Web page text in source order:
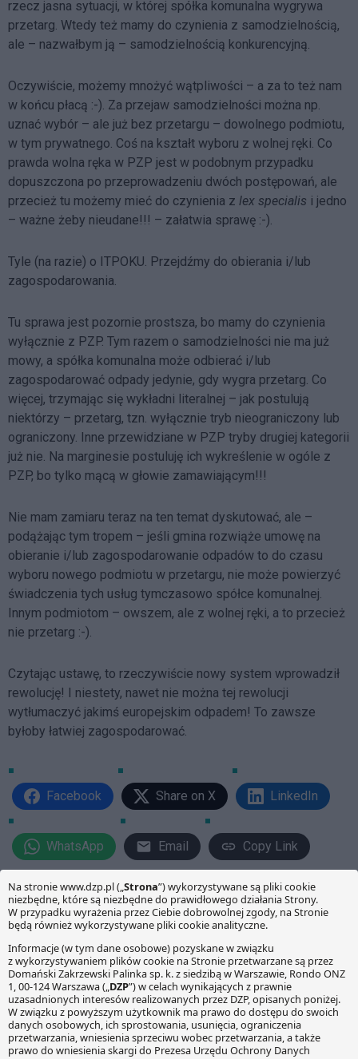
rzecz jasna sytuacji, w której spółka komunalna wygrywa
przetarg. Wtedy też mamy do czynienia z samodzielnością,
ale – nazwałbym ją – samodzielnością konkurencyjną.
Oczywiście, możemy mnożyć wątpliwości – a za to też nam
w końcu płacą :-). Za przejaw samodzielności można np.
uznać wybór – ale już bez przetargu – dowolnego podmiotu,
w tym prywatnego. Coś na kształt wyboru z wolnej ręki. Co
prawda wolna ręka w PZP jest w podobnym przypadku
dopuszczona po przeprowadzeniu dwóch postępowań, ale
przecież tu możemy mieć do czynienia z lex specialis i jedno
– ważne żeby nieudane!!! – załatwia sprawę :-).
Tyle (na razie) o ITPOKU. Przejdźmy do obierania i/lub
zagospodarowania.
Tu sprawa jest pozornie prostsza, bo mamy do czynienia
wyłącznie z PZP. Tym razem o samodzielności nie ma już
mowy, a spółka komunalna może odbierać i/lub
zagospodarować odpady jedynie, gdy wygra przetarg. Co
więcej, trzymając się wykładni literalnej – jak postulują
niektórzy – przetarg, tzn. wyłącznie tryb nieograniczony lub
ograniczony. Inne przewidziane w PZP tryby drugiej kategorii
już nie. Na marginesie postuluję ich wykreślenie w ogóle z
PZP, bo tylko mącą w głowie zamawiającym!!!
Nie mam zamiaru teraz na ten temat dyskutować, ale –
podążając tym tropem – jeśli gmina rozwiąże umowę na
obieranie i/lub zagospodarowanie odpadów to do czasu
wyboru nowego podmiotu w przetargu, nie może powierzyć
świadczenia tych usług tymczasowo spółce komunalnej.
Innym podmiotom – owszem, ale z wolnej ręki, a to przecież
nie przetarg :-).
Czytając ustawę, to rzeczywiście nowy system wprowadził
rewolucję! I niestety, nawet nie można tej rewolucji
wytłumaczyć jakimś europejskim odpadem! To zawsze
byłoby łatwiej zagospodarować.
Facebook Share on X LinkedIn
WhatsApp Email Copy Link
PRZECZYTAJ RÓWNIEŻ:
Odbiór i zagospodarowanie
odpadów a usługa w
ogólnym interesie
gospodarczym
Choć od przyjęcia nowelizacji
ustawy o utrzymaniu
czystości i porządku w
Podmiot trzeci w
postępowaniu
przetargowym
Jak wiesz samorządy
zostały zobowiązane do
przejęcia odpowiedzialności
za śmieci, w tym do ich